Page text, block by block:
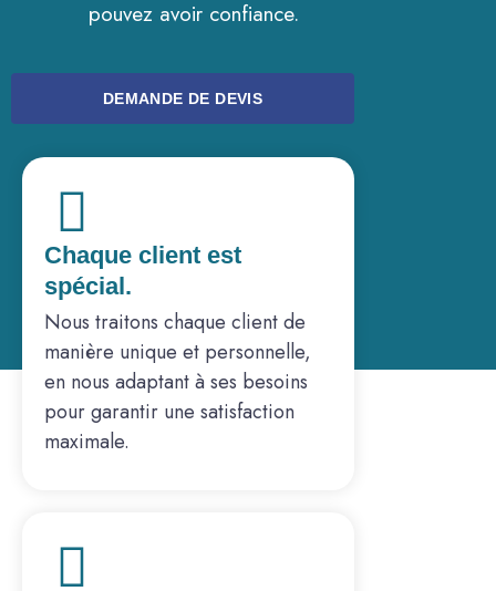
pouvez avoir confiance.
DEMANDE DE DEVIS
Chaque client est
spécial.
Nous traitons chaque client de
manière unique et personnelle,
en nous adaptant à ses besoins
pour garantir une satisfaction
maximale.